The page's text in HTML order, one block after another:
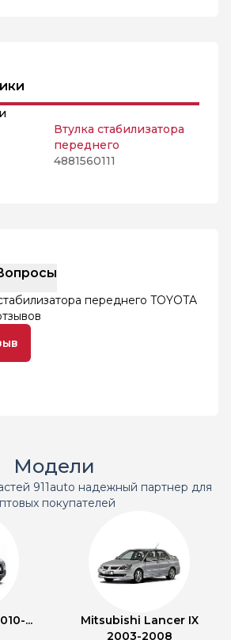
Втулка стабилизатора
переднего
4881560111
переднего TOYOTA
Модели
911auto надежный партнер для
покупателей
...
Mitsubishi Lancer IX
2003-2008